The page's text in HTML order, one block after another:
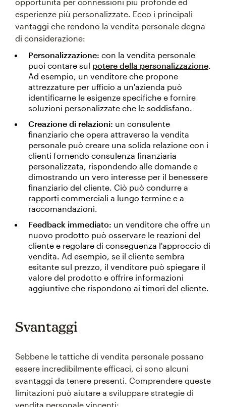
esperienze più personalizzate. Ecco i principali
vantaggi che rendono la vendita personale degna
di considerazione:
Personalizzazione: con la vendita personale
puoi contare sul potere della personalizzazione.
Ad esempio, un venditore che propone
attrezzature per ufficio a un'azienda può
identificarne le esigenze specifiche e fornire
soluzioni personalizzate che le soddisfano.
Creazione di relazioni: un consulente
finanziario che opera attraverso la vendita
personale può creare una solida relazione con i
clienti fornendo consulenza finanziaria
personalizzata, rispondendo alle domande e
dimostrando un vero interesse per il benessere
finanziario del cliente. Ciò può condurre a
rapporti commerciali a lungo termine e a
raccomandazioni.
Feedback immediato: un venditore che offre un
nuovo prodotto può osservare le reazioni del
cliente e regolare di conseguenza l'approccio di
vendita. Ad esempio, se il cliente sembra
esitante sul prezzo, il venditore può spiegare il
valore del prodotto e offrire informazioni
aggiuntive che rispondono ai timori del cliente.
Svantaggi
Sebbene le tattiche di vendita personale possano
essere incredibilmente efficaci, ci sono alcuni
svantaggi da tenere presenti. Comprendere queste
limitazioni può aiutare a sviluppare strategie di
vendita personale vincenti: